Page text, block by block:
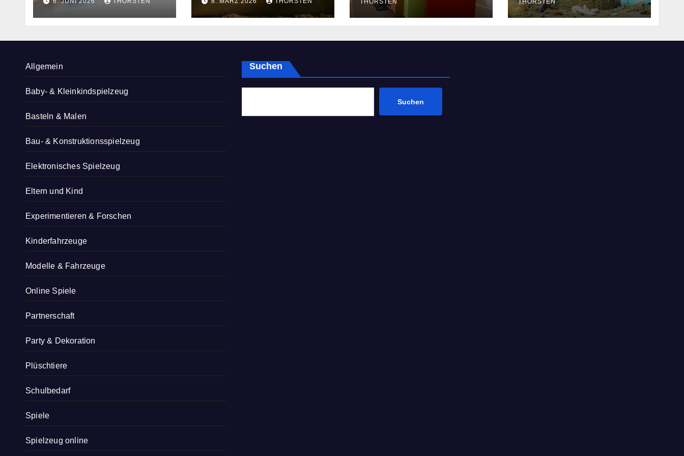
Produkts
THORSTEN THORSTEN
Allgemein
Baby- & Kleinkindspielzeug
Basteln & Malen
Bau- & Konstruktionsspielzeug
Elektronisches Spielzeug
Eltern und Kind
Experimentieren & Forschen
Kinderfahrzeuge
Modelle & Fahrzeuge
Online Spiele
Partnerschaft
Party & Dekoration
Plüschtiere
Schulbedarf
Spiele
Spielzeug online
Suchen
Suchen